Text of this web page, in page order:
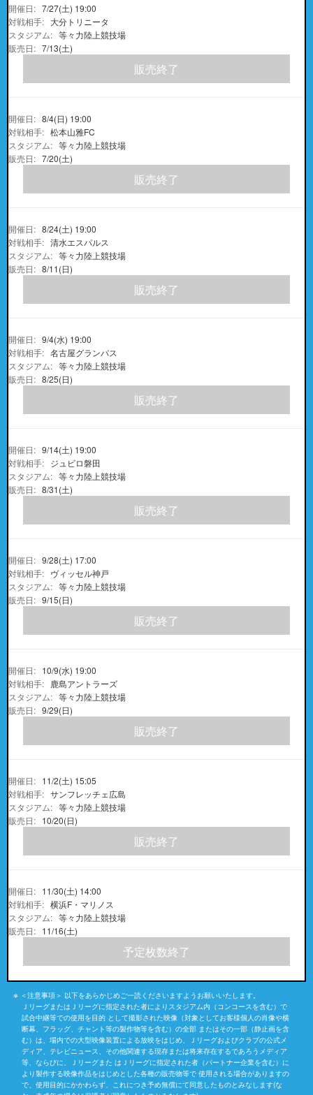
7/27(土) 19:00
大分トリニータ
等々力陸上競技場
7/13(土)
販売終了
8/4(日) 19:00
松本山雅FC
等々力陸上競技場
7/20(土)
販売終了
8/24(土) 19:00
清水エスパルス
等々力陸上競技場
8/11(日)
販売終了
9/4(水) 19:00
名古屋グランパス
等々力陸上競技場
8/25(日)
販売終了
9/14(土) 19:00
ジュビロ磐田
等々力陸上競技場
8/31(土)
販売終了
9/28(土) 17:00
ヴィッセル神戸
等々力陸上競技場
9/15(日)
販売終了
10/9(水) 19:00
鹿島アントラーズ
等々力陸上競技場
9/29(日)
販売終了
11/2(土) 15:05
サンフレッチェ広島
等々力陸上競技場
10/20(日)
販売終了
11/30(土) 14:00
横浜F・マリノス
等々力陸上競技場
11/16(土)
予定枚数終了
＜注意事項＞ 以下をあらかじめご一読くださいますようお願いいたします。
ＪリーグまたはＪリーグに指定された者によりスタジアム内（コンコースを含む）で
試合中継等での使用を目的 として撮影された映像（対象としてお客様個人の肖像や横
断幕、フラッグ、チャント等の製作物等を含む）の全部 またはその一部（静止画を含
む）は、場内での大型映像装置による放映をはじめ、Ｊリーグおよびクラブの公式メ
ディア、テレビニュース、その他関連する現存または将来存在するであろうメディア
等、ならびに、Ｊリーグまた はＪリーグに指定された者（パートナー企業を含む）に
より製作する映像作品をはじめとした各種の販売物等で 使用される場合がありますの
で、使用目的にかかわらず、これにつき予め無償にて同意したものとみなします(な